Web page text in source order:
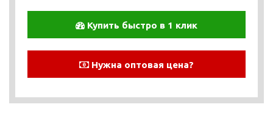
Купить быстро в 1 клик
Нужна оптовая цена?